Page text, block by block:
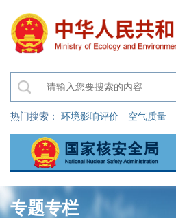
热门搜索： 环境影响评价 空气质量
专题专栏